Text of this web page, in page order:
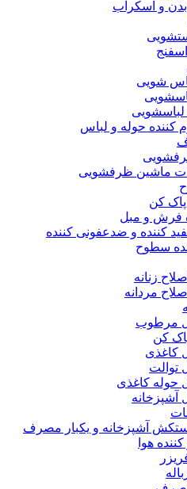
و اسکراب
شویی
کننده حوله و لباس
ماشین ظرفشویی
کن
فرش و مبل
کننده و ضدعفونی کننده
سطوح
زنانه
مردانه
مرطوب
کن
کاغذی
توالت
حوله کاغذی
آشپزخانه
دستکش آشپزخانه و یکبار مصرف
هوا